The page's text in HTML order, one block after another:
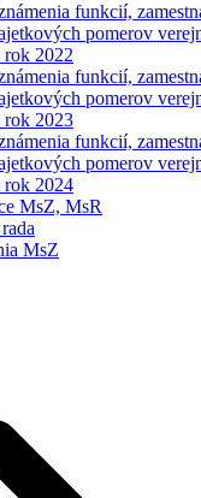
funkcií,
pomerov
rok 2022
funkcií,
pomerov
rok 2023
funkcií,
pomerov
rok 2024
MsZ, MsR
MsZ